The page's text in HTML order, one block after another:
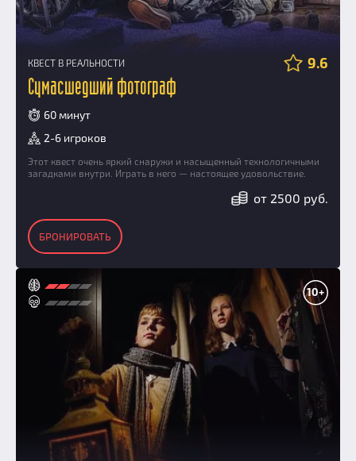
КВЕСТ В РЕАЛЬНОСТИ 9.6
Сумасшедший фотограф
60 минут
2-6 игроков
Этот квест очень яркий снаружи и насыщенный технологичными
загадками внутри. Играть в него — настоящее удовольствие.
от 2500 руб.
БРОНИРОВАТЬ
10+